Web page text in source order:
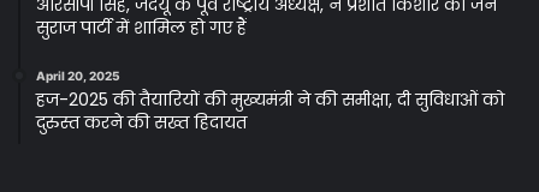
आरसीपी सिंह, जदयू के पूर्व राष्ट्रीय अध्यक्ष, ने प्रशांत किशोर की जन
सुराज पार्टी में शामिल हो गए हैं
April 20, 2025
हज-2025 की तैयारियों की मुख्यमंत्री ने की समीक्षा, दी सुविधाओं को
दुरुस्त करने की सख्त हिदायत